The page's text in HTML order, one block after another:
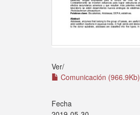
Ver/
Comunicación (966.9Kb)
Fecha